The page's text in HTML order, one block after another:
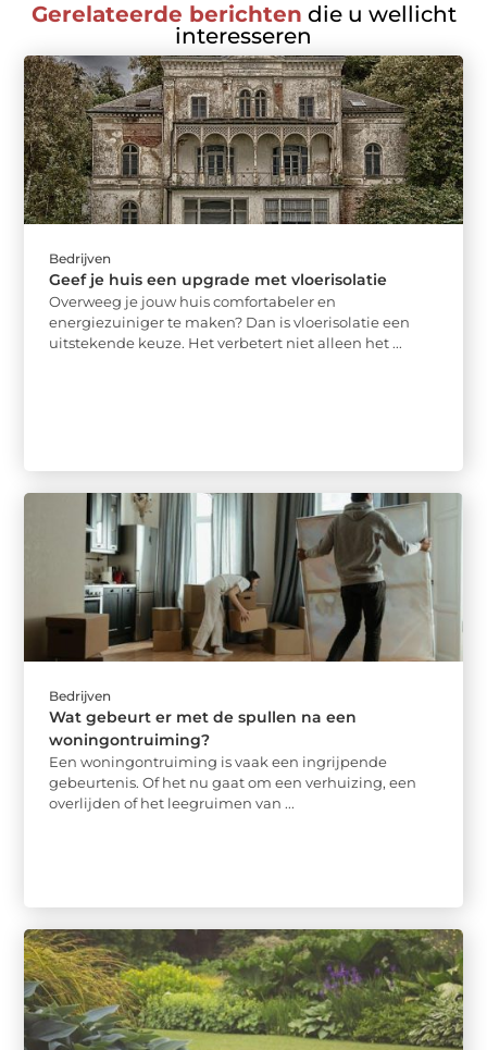
Gerelateerde berichten die u wellicht
interesseren
Bedrijven
Geef je huis een upgrade met vloerisolatie
Overweeg je jouw huis comfortabeler en
energiezuiniger te maken? Dan is vloerisolatie een
uitstekende keuze. Het verbetert niet alleen het ...
Bedrijven
Wat gebeurt er met de spullen na een
woningontruiming?
Een woningontruiming is vaak een ingrijpende
gebeurtenis. Of het nu gaat om een verhuizing, een
overlijden of het leegruimen van ...